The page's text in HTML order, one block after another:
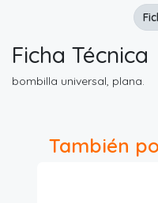
Ficha Técnica
bombilla universal, plana.
También